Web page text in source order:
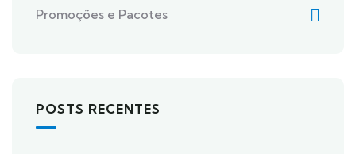
Promoções e Pacotes
POSTS RECENTES